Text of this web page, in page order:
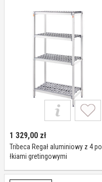
1 329,00 zł
Tribeca Regał aluminiowy z 4 po
łkiami gretingowymi